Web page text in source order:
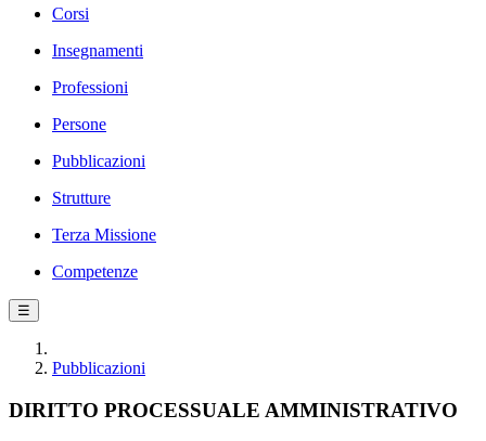
Corsi
Insegnamenti
Professioni
Persone
Pubblicazioni
Strutture
Terza Missione
Competenze
☰
Pubblicazioni
DIRITTO PROCESSUALE AMMINISTRATIVO